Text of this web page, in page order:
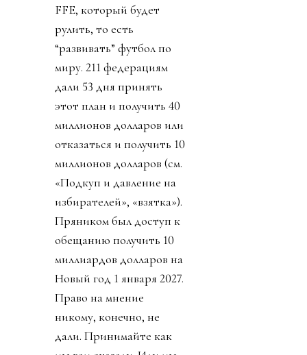
закрыты. Чиновник
запретил упоминать его
пресвятое имя через
«собачку» (@). Плебсу
эгоманьяк предложил
заткнуться и молиться в
ответ свои на ложь и
бред. Качество обычного
диктатора.